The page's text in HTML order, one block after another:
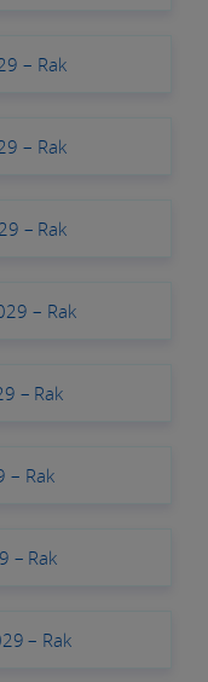
– Rak
– Rak
– Rak
– Rak
– Rak
– Rak
– Rak
– Rak